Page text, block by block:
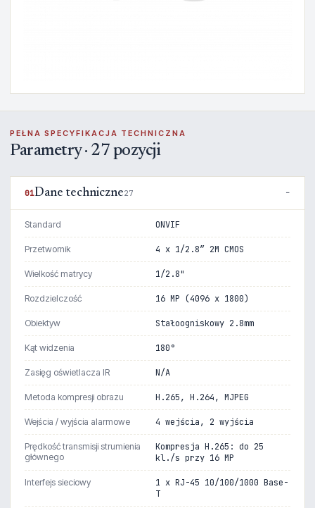
PEŁNA SPECYFIKACJA TECHNICZNA
Parametry · 27 pozycji
01Dane techniczne27
Standard ONVIF
Przetwornik 4 x 1/2.8” 2M CMOS
Wielkość matrycy 1/2.8"
Rozdzielczość 16 MP (4096 x 1800)
Obiektyw Stałoogniskowy 2.8mm
Kąt widzenia 180°
Zasięg oświetlacza IR N/A
Metoda kompresji obrazu H.265, H.264, MJPEG
Wejścia / wyjścia alarmowe 4 wejścia, 2 wyjścia
Prędkość transmisji strumienia
głównego
Kompresja H.265: do 25
kl./s przy 16 MP
Interfejs sieciowy
1 x RJ-45 10/100/1000 Base-
T